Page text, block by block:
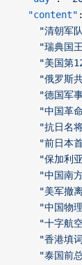
  "content"
"清朝军
"瑞典国
"美国第
"俄罗斯
"德国军
"中国革
"抗日名
"前日本
"保加利
"中国南
"美军撤
"中国物
"十字航
"香港填
"泰国前